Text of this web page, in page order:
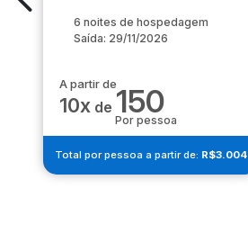
6 noites de hospedagem
Saída: 29/11/2026
A partir de
10x de 150
Por pessoa
Total por pessoa a partir de: R$3.004